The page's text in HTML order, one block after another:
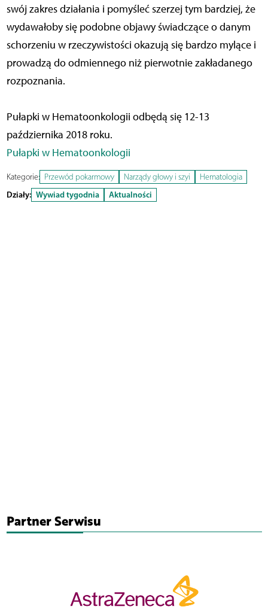
swój zakres działania i pomyśleć szerzej tym bardziej, że
wydawałoby się podobne objawy świadczące o danym
schorzeniu w rzeczywistości okazują się bardzo mylące i
prowadzą do odmiennego niż pierwotnie zakładanego
rozpoznania.
Pułapki w Hematoonkologii odbędą się 12-13
października 2018 roku.
Pułapki w Hematoonkologii
Kategorie: Przewód pokarmowy Narządy głowy i szyi Hematologia
Działy: Wywiad tygodnia Aktualności
Partner Serwisu